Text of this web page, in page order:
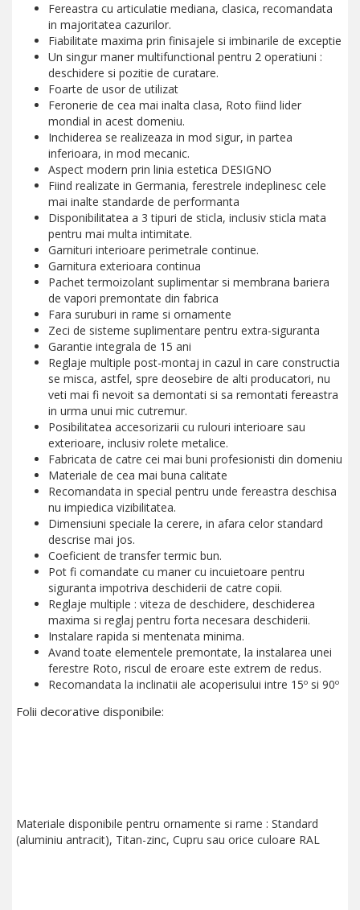
Fereastra cu articulatie mediana, clasica, recomandata
in majoritatea cazurilor.
Fiabilitate maxima prin finisajele si imbinarile de exceptie
Un singur maner multifunctional pentru 2 operatiuni :
deschidere si pozitie de curatare.
Foarte de usor de utilizat
Feronerie de cea mai inalta clasa, Roto fiind lider
mondial in acest domeniu.
Inchiderea se realizeaza in mod sigur, in partea
inferioara, in mod mecanic.
Aspect modern prin linia estetica DESIGNO
Fiind realizate in Germania, ferestrele indeplinesc cele
mai inalte standarde de performanta
Disponibilitatea a 3 tipuri de sticla, inclusiv sticla mata
pentru mai multa intimitate.
Garnituri interioare perimetrale continue.
Garnitura exterioara continua
Pachet termoizolant suplimentar si membrana bariera
de vapori premontate din fabrica
Fara suruburi in rame si ornamente
Zeci de sisteme suplimentare pentru extra-siguranta
Garantie integrala de 15 ani
Reglaje multiple post-montaj in cazul in care constructia
se misca, astfel, spre deosebire de alti producatori, nu
veti mai fi nevoit sa demontati si sa remontati fereastra
in urma unui mic cutremur.
Posibilitatea accesorizarii cu rulouri interioare sau
exterioare, inclusiv rolete metalice.
Fabricata de catre cei mai buni profesionisti din domeniu
Materiale de cea mai buna calitate
Recomandata in special pentru unde fereastra deschisa
nu impiedica vizibilitatea.
Dimensiuni speciale la cerere, in afara celor standard
descrise mai jos.
Coeficient de transfer termic bun.
Pot fi comandate cu maner cu incuietoare pentru
siguranta impotriva deschiderii de catre copii.
Reglaje multiple : viteza de deschidere, deschiderea
maxima si reglaj pentru forta necesara deschiderii.
Instalare rapida si mentenata minima.
Avand toate elementele premontate, la instalarea unei
ferestre Roto, riscul de eroare este extrem de redus.
Recomandata la inclinatii ale acoperisului intre 15º si 90º
Folii decorative disponibile:
Materiale disponibile pentru ornamente si rame : Standard
(aluminiu antracit), Titan-zinc, Cupru sau orice culoare RAL